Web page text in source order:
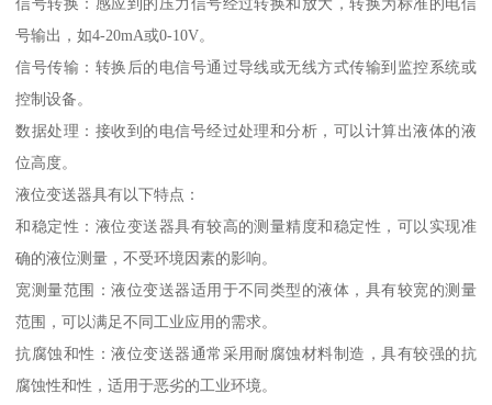
号输出，如4-20mA或0-10V。
信号传输：转换后的电信号通过导线或无线方式传输到监控系统或
控制设备。
数据处理：接收到的电信号经过处理和分析，可以计算出液体的液
位高度。
液位变送器具有以下特点：
和稳定性：液位变送器具有较高的测量精度和稳定性，可以实现准
确的液位测量，不受环境因素的影响。
宽测量范围：液位变送器适用于不同类型的液体，具有较宽的测量
范围，可以满足不同工业应用的需求。
抗腐蚀和性：液位变送器通常采用耐腐蚀材料制造，具有较强的抗
腐蚀性和性，适用于恶劣的工业环境。